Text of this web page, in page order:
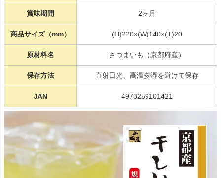
賞味期間 2ヶ月
商品サイズ（mm） (H)220×(W)140×(T)20
原材料名 さつまいも（京都府産）
保存方法 直射日光、高温多湿を避けて保存
JAN 4973259101421